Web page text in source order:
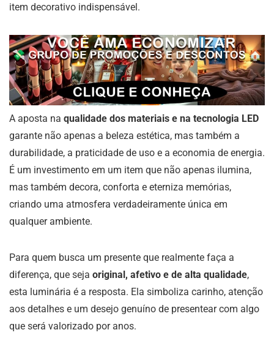
item decorativo indispensável.
A aposta na qualidade dos materiais e na tecnologia LED
garante não apenas a beleza estética, mas também a
durabilidade, a praticidade de uso e a economia de energia.
É um investimento em um item que não apenas ilumina,
mas também decora, conforta e eterniza memórias,
criando uma atmosfera verdadeiramente única em
qualquer ambiente.
Para quem busca um presente que realmente faça a
diferença, que seja original, afetivo e de alta qualidade,
esta luminária é a resposta. Ela simboliza carinho, atenção
aos detalhes e um desejo genuíno de presentear com algo
que será valorizado por anos.